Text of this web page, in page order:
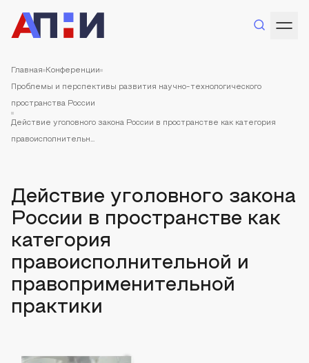
Главная Конференции
Проблемы и перспективы развития научно-технологического
пространства России
Действие уголовного закона России в пространстве как категория
правоисполнительн...
Действие уголовного закона
России в пространстве как
категория
правоисполнительной и
правоприменительной
практики